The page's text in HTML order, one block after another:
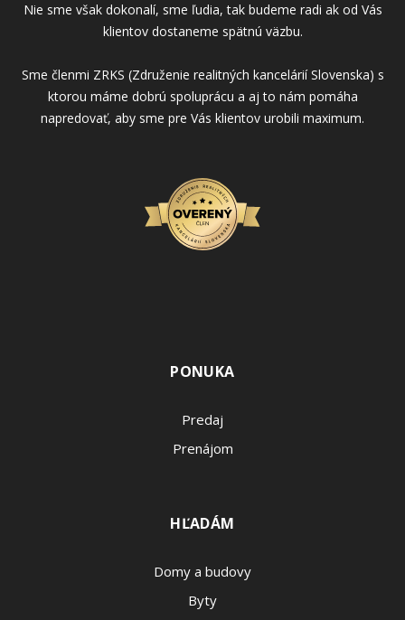
Nie sme však dokonalí, sme ľudia, tak budeme radi ak od Vás
klientov dostaneme spätnú väzbu.
Sme členmi ZRKS (Združenie realitných kancelárií Slovenska) s
ktorou máme dobrú spoluprácu a aj to nám pomáha
napredovať, aby sme pre Vás klientov urobili maximum.
PONUKA
Predaj
Prenájom
HĽADÁM
Domy a budovy
Byty